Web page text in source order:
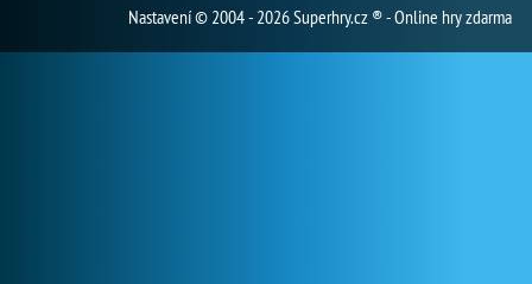
Nastavení© 2004 - 2026 Superhry.cz ® - Online hry zdarma